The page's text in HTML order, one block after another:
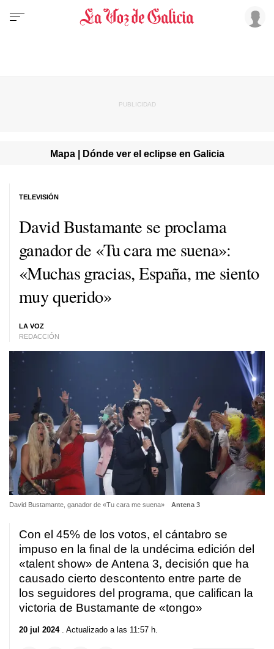
Mapa | Dónde ver el eclipse en Galicia
David Bustamante se proclama
ganador de «Tu cara me suena»:
«Muchas gracias, España, me siento
muy querido»
LA VOZ
REDACCIÓN
TELEVISIÓN
David Bustamante, ganador de «Tu cara me suena» Antena 3
Con el 45% de los votos, el cántabro se
impuso en la final de la undécima edición del
«talent show» de Antena 3, decisión que ha
causado cierto descontento entre parte de
los seguidores del programa, que califican la
victoria de Bustamante de «tongo»
20 jul 2024. Actualizado a las 11:57 h.